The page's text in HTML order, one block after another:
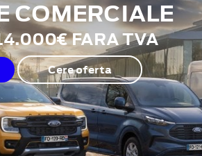
COMERCIALE
FARA TVA
Cere oferta